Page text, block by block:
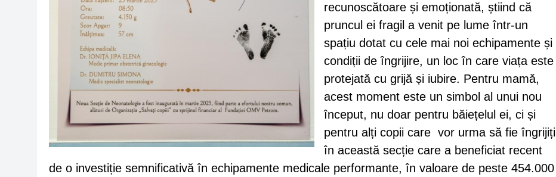
recunoscătoare și emoționată, știind că
pruncul ei fragil a venit pe lume într-un
spațiu dotat cu cele mai noi echipamente și
condiții de îngrijire, un loc în care viața este
protejată cu grijă și iubire. Pentru mamă,
acest moment este un simbol al unui nou
început, nu doar pentru băiețelul ei, ci și
pentru alți copii care vor urma să fie îngrijiți
în această secție care a beneficiat recent
de o investiție semnificativă în echipamente medicale performante, în valoare de peste 454.000